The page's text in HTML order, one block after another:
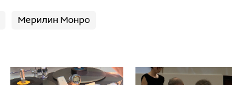
Мерилин Монро